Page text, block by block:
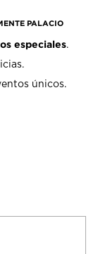
PALACIO
especiales.
únicos.